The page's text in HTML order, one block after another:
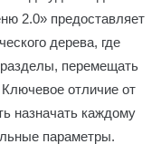
2.0» предоставляет
дерева, где
перемещать
отличие от
назначать каждому
параметры.